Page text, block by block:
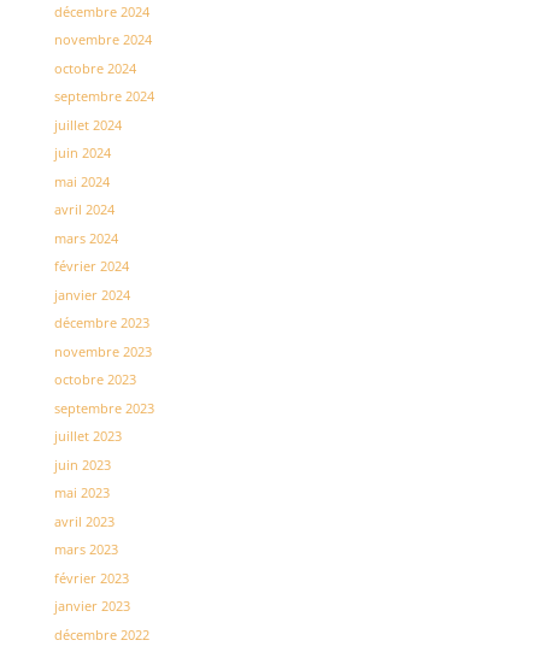
décembre 2024
novembre 2024
octobre 2024
septembre 2024
juillet 2024
juin 2024
mai 2024
avril 2024
mars 2024
février 2024
janvier 2024
décembre 2023
novembre 2023
octobre 2023
septembre 2023
juillet 2023
juin 2023
mai 2023
avril 2023
mars 2023
février 2023
janvier 2023
décembre 2022